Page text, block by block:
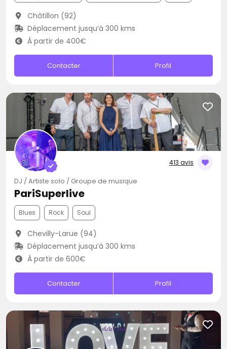
Châtillon (92)
Déplacement jusqu’à 300 kms
À partir de 400€
Contacter Profil
413 avis
DJ / Artiste solo / Groupe de musique
PariSuperlive
Blues Rock Soul
Chevilly-Larue (94)
Déplacement jusqu’à 300 kms
À partir de 600€
Contacter Profil